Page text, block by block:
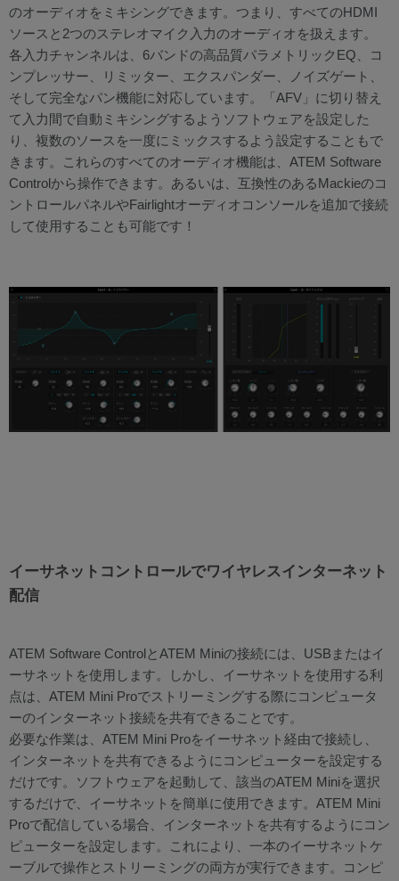
のオーディオをミキシングできます。つまり、すべてのHDMI
ソースと2つのステレオマイク入力のオーディオを扱えます。
各入力チャンネルは、6バンドの高品質パラメトリックEQ、コ
ンプレッサー、リミッター、エクスパンダー、ノイズゲート、
そして完全なパン機能に対応しています。「AFV」に切り替え
て入力間で自動ミキシングするようソフトウェアを設定した
り、複数のソースを一度にミックスするよう設定することもで
きます。これらのすべてのオーディオ機能は、ATEM Software
Controlから操作できます。あるいは、互換性のあるMackieのコ
ントロールパネルやFairlightオーディオコンソールを追加で接続
して使用することも可能です！
イーサネットコントロールでワイヤレスインターネット
配信
ATEM Software ControlとATEM Miniの接続には、USBまたはイ
ーサネットを使用します。しかし、イーサネットを使用する利
点は、ATEM Mini Proでストリーミングする際にコンピュータ
ーのインターネット接続を共有できることです。
必要な作業は、ATEM Mini Proをイーサネット経由で接続し、
インターネットを共有できるようにコンピューターを設定する
だけです。ソフトウェアを起動して、該当のATEM Miniを選択
するだけで、イーサネットを簡単に使用できます。ATEM Mini
Proで配信している場合、インターネットを共有するようにコン
ピューターを設定します。これにより、一本のイーサネットケ
ーブルで操作とストリーミングの両方が実行できます。コンピ